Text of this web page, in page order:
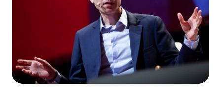
PORADNA